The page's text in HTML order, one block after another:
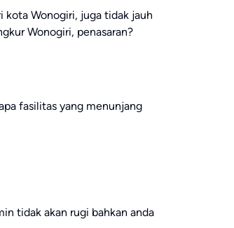
kota Wonogiri, juga tidak jauh
Wonogiri, penasaran?
fasilitas yang menunjang
tidak akan rugi bahkan anda